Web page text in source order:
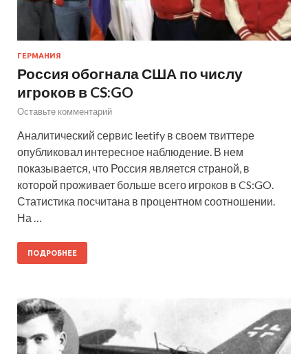
ГЕРМАНИЯ
Россия обогнала США по числу
игроков в CS:GO
Оставьте комментарий
Аналитический сервис leetify в своем твиттере
опубликовал интересное наблюдение. В нем
показывается, что Россия является страной, в
которой проживает больше всего игроков в CS:GO.
Статистика посчитана в процентном соотношении.
На …
ПОДРОБНЕЕ